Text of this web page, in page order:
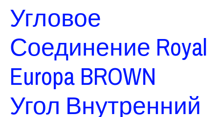
Угловое
Соединение Royal
Europa BROWN
Угол Внутренний